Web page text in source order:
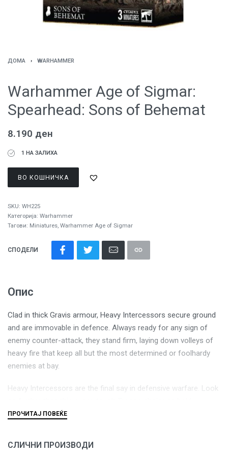
ДОМА › WARHAMMER
Warhammer Age of Sigmar:
Spearhead: Sons of Behemat
8.190 ден
1 НА ЗАЛИХА
ВО КОШНИЧКА
SKU: WH225
Категорија: Warhammer
Тагови: Miniatures, Warhammer Age of Sigmar
СПОДЕЛИ
Опис
Clad in thick Gravis armour, Heavy Intercessors secure ground
and are immovable in defence. Always ready for any sign of
enemy counter-attack, they stand firm, laying down volleys of
heavy fire that keep all but the most determined or foolhardy
enemies at bay.
Heavy Intercessors are the final say in defensive warfare. Look
objectives, all the while laying down long-range fire with a
This 120-part plastic kit makes five Heavy Intercessors and is
СЛИЧНИ ПРОИЗВОДИ